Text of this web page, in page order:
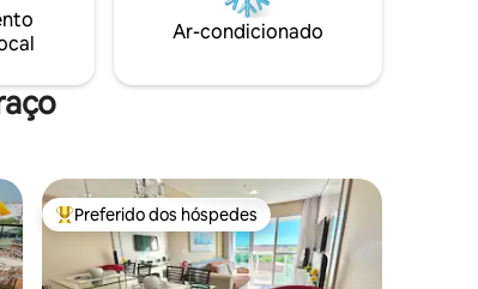
Ar-condicionado
Entre os melhores preferidos dos hóspedes
Preferido dos hóspedes